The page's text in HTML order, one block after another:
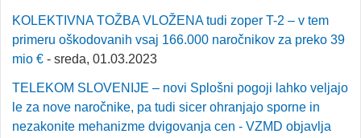
KOLEKTIVNA TOŽBA VLOŽENA tudi zoper T-2 – v tem
primeru oškodovanih vsaj 166.000 naročnikov za preko 39
mio € - sreda, 01.03.2023
TELEKOM SLOVENIJE – novi Splošni pogoji lahko veljajo
le za nove naročnike, pa tudi sicer ohranjajo sporne in
nezakonite mehanizme dvigovanja cen - VZMD objavlja